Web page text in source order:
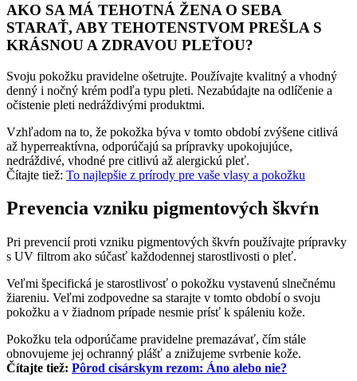
AKO SA MÁ TEHOTNÁ ŽENA O SEBA
STARAŤ, ABY TEHOTENSTVOM PREŠLA S
KRÁSNOU A ZDRAVOU PLEŤOU?
Svoju pokožku pravidelne ošetrujte. Používajte kvalitný a vhodný
denný i nočný krém podľa typu pleti. Nezabúdajte na odlíčenie a
očistenie pleti nedráždivými produktmi.
Vzhľadom na to, že pokožka býva v tomto období zvýšene citlivá
až hyperreaktívna, odporúčajú sa prípravky upokojujúce,
nedráždivé, vhodné pre citlivú až alergickú pleť.
Čítajte tiež: To najlepšie z prírody pre vaše vlasy a pokožku
Prevencia vzniku pigmentových škvŕn
Pri prevencií proti vzniku pigmentových škvŕn používajte prípravky
s UV filtrom ako súčasť každodennej starostlivosti o pleť.
Veľmi špecifická je starostlivosť o pokožku vystavenú slnečnému
žiareniu. Veľmi zodpovedne sa starajte v tomto období o svoju
pokožku a v žiadnom prípade nesmie prísť k spáleniu kože.
Pokožku tela odporúčame pravidelne premazávať, čím stále
obnovujeme jej ochranný plášť a znižujeme svrbenie kože.
Čítajte tiež: Pôrod cisárskym rezom: Áno alebo nie?